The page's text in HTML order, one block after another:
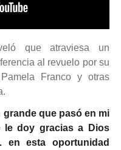
que atraviesa un
al revuelo por su
Franco y otras
grande que pasó en mi
le doy gracias a Dios
en esta oportunidad